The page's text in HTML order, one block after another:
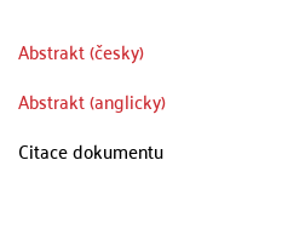
Abstrakt (česky)
Abstrakt (anglicky)
Citace dokumentu